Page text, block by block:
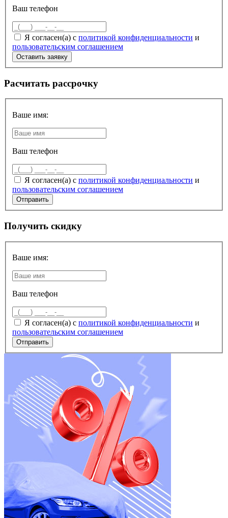
Ваш телефон
Я согласен(а) с политикой конфиденциальности и
пользовательским соглашением
Расчитать рассрочку
Ваше имя:
Ваш телефон
Я согласен(а) с политикой конфиденциальности и
пользовательским соглашением
Получить скидку
Ваше имя:
Ваш телефон
Я согласен(а) с политикой конфиденциальности и
пользовательским соглашением